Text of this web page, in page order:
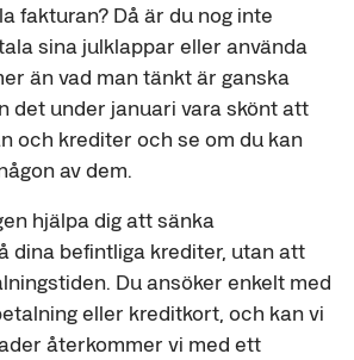
fakturan? Då är du nog inte
sina julklappar eller använda
än vad man tänkt är ganska
det under januari vara skönt att
och krediter och se om du kan
av dem.
hjälpa dig att sänka
dina befintliga krediter, utan att
Du ansöker enkelt med
eller kreditkort, och kan vi
återkommer vi med ett